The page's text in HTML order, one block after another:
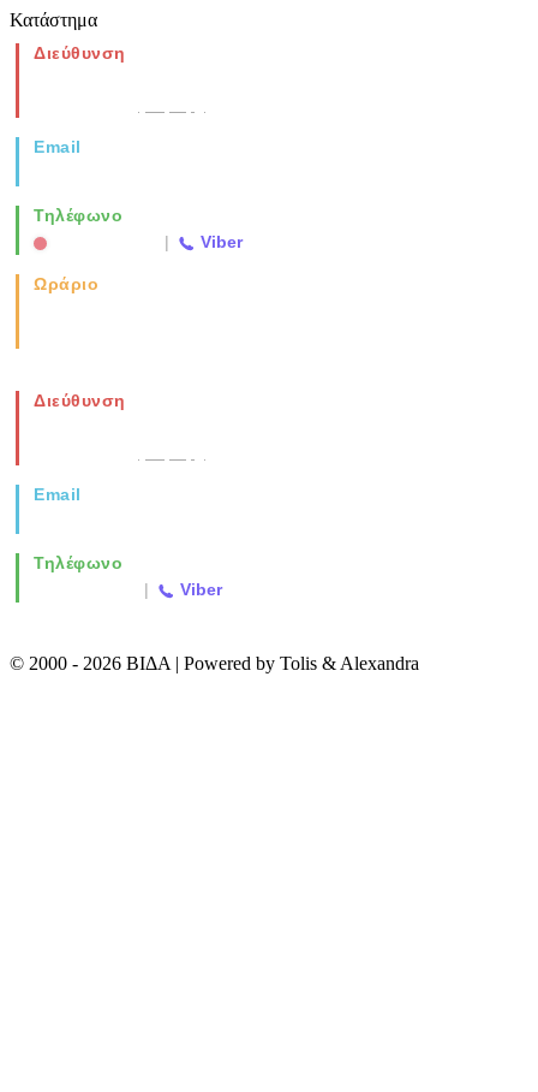
Κατάστημα
Διεύθυνση
Email
Τηλέφωνο
| Viber
Ωράριο
Διεύθυνση
Email
Τηλέφωνο
| Viber
© 2000 - 2026 ΒΙΔΑ | Powered by Tolis & Alexandra